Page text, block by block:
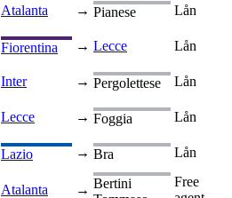
Atalanta → Pianese
Lån
Fiorentina → Lecce
Lån
Inter → Pergolettese
Lån
Lecce → Foggia
Lån
Lazio → Bra
Lån
Atalanta → Bertini
Free